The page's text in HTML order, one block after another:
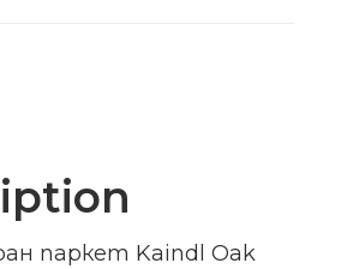
паркет Kaindl Oak